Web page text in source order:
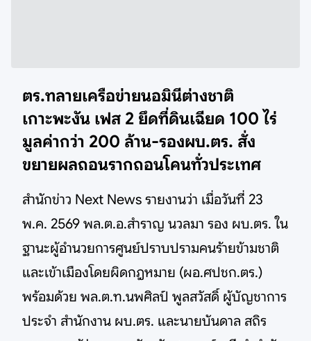
ตร.ทลายเครือข่ายนอมินีต่างชาติ
เกาะพะงัน เฟส 2 ยึดที่ดินเฉียด 100 ไร่
มูลค่ากว่า 200 ล้าน-รองผบ.ตร. สั่ง
ขยายผลถอนรากถอนโคนทั่วประเทศ
สำนักข่าว Next News รายงานว่า เมื่อวันที่ 23
พ.ค. 2569 พล.ต.อ.สำราญ นวลมา รอง ผบ.ตร. ใน
ฐานะผู้อำนวยการศูนย์ปราบปรามคนร้ายข้ามชาติ
และเข้าเมืองโดยผิดกฎหมาย (ผอ.ศปชก.ตร.)
พร้อมด้วย พล.ต.ท.นพศิลป์ พูลสวัสดิ์ ผู้บัญชาการ
ประจำ สำนักงาน ผบ.ตร. และนายบันดาล สถิร